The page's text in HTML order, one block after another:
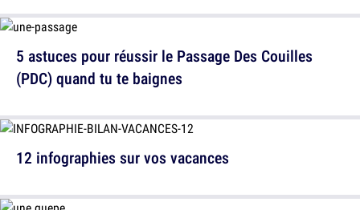
5 astuces pour réussir le Passage Des Couilles
(PDC) quand tu te baignes
12 infographies sur vos vacances